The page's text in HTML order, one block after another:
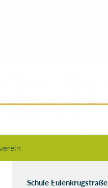
Schule Eulenkrugstraße